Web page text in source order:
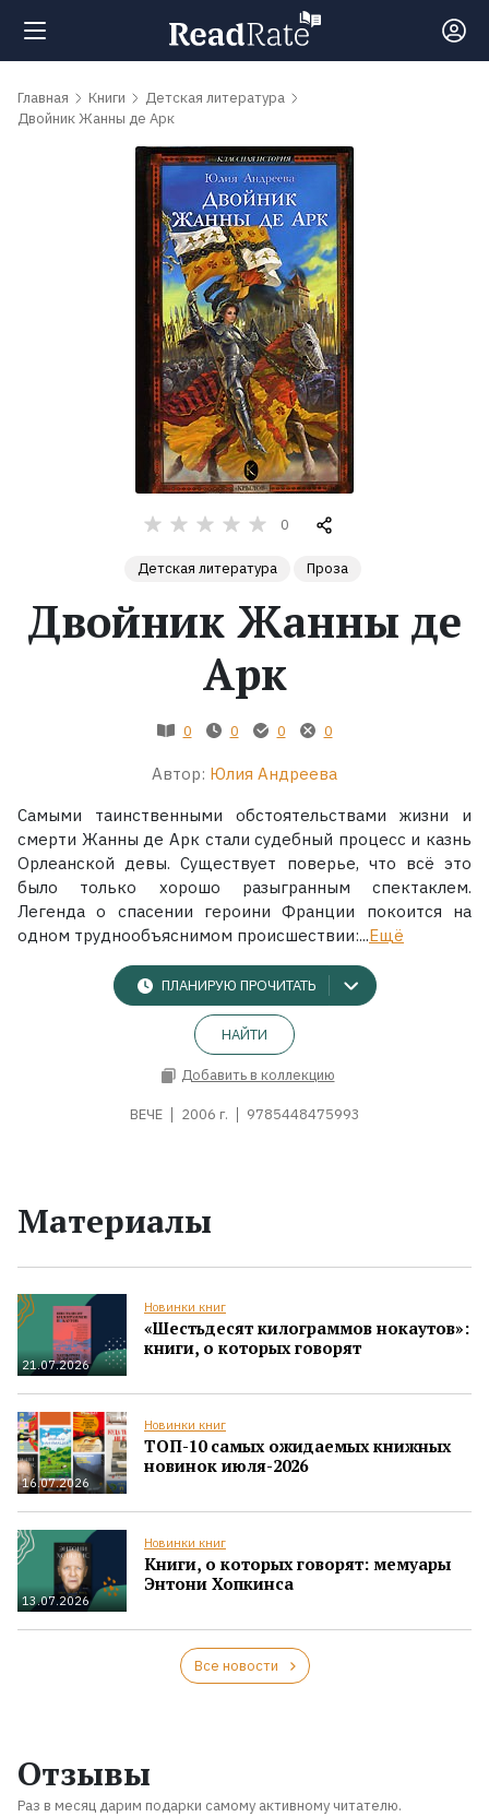
Поиск
обсуждаемые
Экранизации
Главная Книги
Детская литература
Двойник Жанны де Арк
0
Детская литература Проза
Двойник Жанны де
Арк
0 0 0 0
Автор: Юлия Андреева
Самыми таинственными обстоятельствами жизни и
смерти Жанны де Арк стали судебный процесс и казнь
Орлеанской девы. Существует поверье, что всё это
было только хорошо разыгранным спектаклем.
Легенда о спасении героини Франции покоится на
одном труднообъяснимом происшествии:...Ещё
ПЛАНИРУЮ ПРОЧИТАТЬ
НАЙТИ
Добавить в коллекцию
ВЕЧЕ 2006 г. 9785448475993
Материалы
21.07.2026
Новинки книг
«Шестьдесят килограммов нокаутов»:
книги, о которых говорят
16.07.2026
Новинки книг
ТОП-10 самых ожидаемых книжных
новинок июля-2026
13.07.2026
Новинки книг
Книги, о которых говорят: мемуары
Энтони Хопкинса
Все новости
Отзывы
Раз в месяц дарим подарки самому активному читателю.